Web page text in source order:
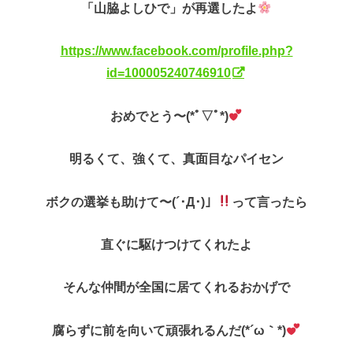
「山脇よしひで」が再選したよ
https://www.facebook.com/profile.php?
id=100005240746910
おめでとう〜(*ﾟ▽ﾟ*)
明るくて、強くて、真面目なパイセン
ボクの選挙も助けて〜(´･Д･)」 って言ったら
直ぐに駆けつけてくれたよ
そんな仲間が全国に居てくれるおかげで
腐らずに前を向いて頑張れるんだ(*´ω｀*)